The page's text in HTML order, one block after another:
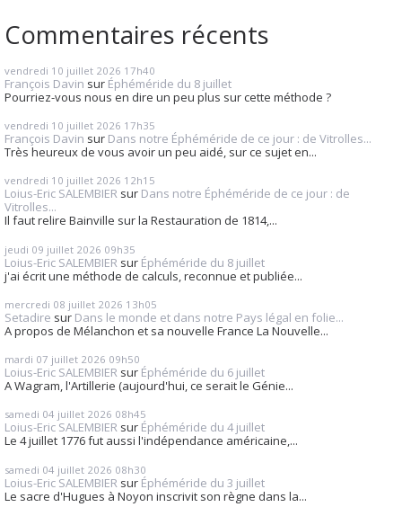
Commentaires récents
vendredi 10 juillet 2026 17h40
François Davin sur Éphéméride du 8 juillet
Pourriez-vous nous en dire un peu plus sur cette méthode ?
vendredi 10 juillet 2026 17h35
François Davin sur Dans notre Éphéméride de ce jour : de Vitrolles...
Très heureux de vous avoir un peu aidé, sur ce sujet en...
vendredi 10 juillet 2026 12h15
Loius-Eric SALEMBIER sur Dans notre Éphéméride de ce jour : de
Vitrolles...
Il faut relire Bainville sur la Restauration de 1814,...
jeudi 09 juillet 2026 09h35
Loius-Eric SALEMBIER sur Éphéméride du 8 juillet
j'ai écrit une méthode de calculs, reconnue et publiée...
mercredi 08 juillet 2026 13h05
Setadire sur Dans le monde et dans notre Pays légal en folie...
A propos de Mélanchon et sa nouvelle France La Nouvelle...
mardi 07 juillet 2026 09h50
Loius-Eric SALEMBIER sur Éphéméride du 6 juillet
A Wagram, l'Artillerie (aujourd'hui, ce serait le Génie...
samedi 04 juillet 2026 08h45
Loius-Eric SALEMBIER sur Éphéméride du 4 juillet
Le 4 juillet 1776 fut aussi l'indépendance américaine,...
samedi 04 juillet 2026 08h30
Loius-Eric SALEMBIER sur Éphéméride du 3 juillet
Le sacre d'Hugues à Noyon inscrivit son règne dans la...